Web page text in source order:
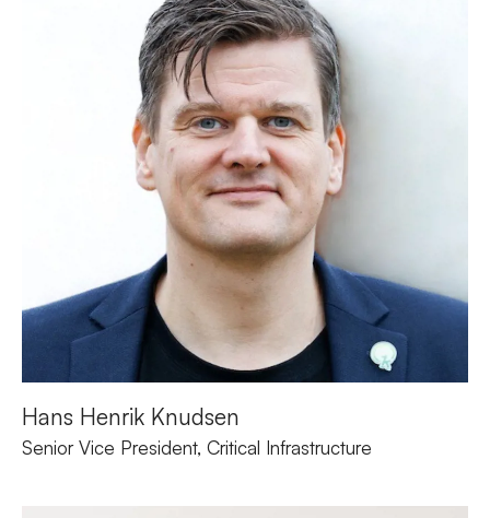
Hans Henrik Knudsen
Senior Vice President, Critical Infrastructure